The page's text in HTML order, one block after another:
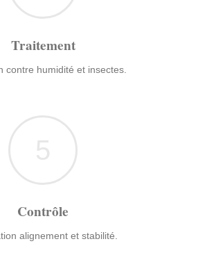
Traitement
contre humidité et insectes.
5
Contrôle
alignement et stabilité.